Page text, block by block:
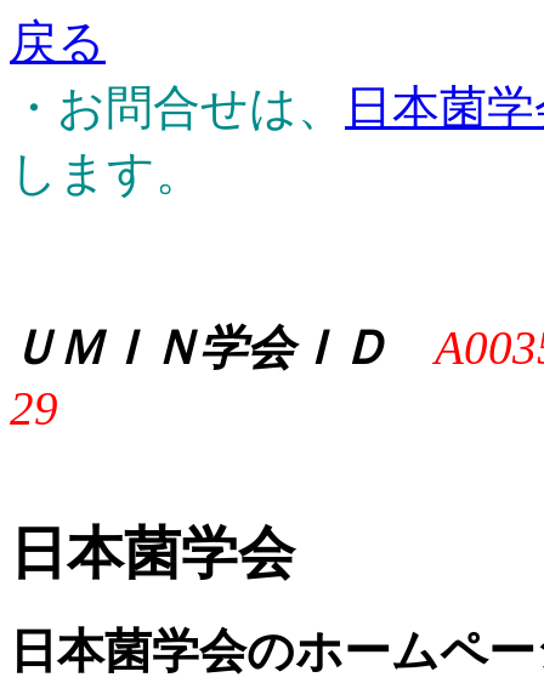
戻る
・お問合せは、
日本菌
します。
ＵＭＩＮ学会ＩＤ
29
日本菌学会
日本菌学会のホームペ